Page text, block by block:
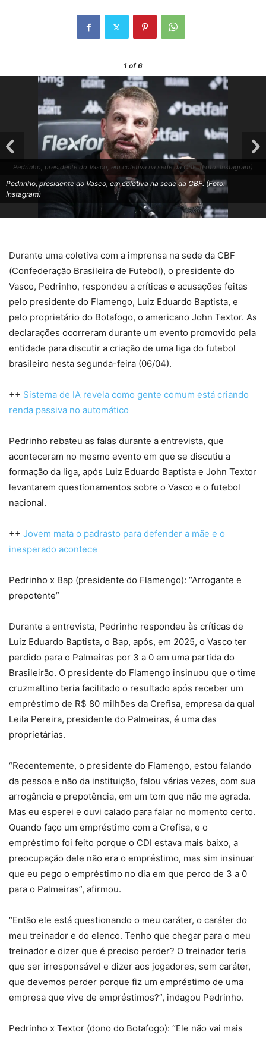
1 of 6
Pedrinho, presidente do Vasco, em coletiva na sede da CBF. (Foto: Instagram)
Pedrinho, presidente do Vasco, em coletiva na sede da CBF. (Foto:
Instagram)
Durante uma coletiva com a imprensa na sede da CBF
(Confederação Brasileira de Futebol), o presidente do
Vasco, Pedrinho, respondeu a críticas e acusações feitas
pelo presidente do Flamengo, Luiz Eduardo Baptista, e
pelo proprietário do Botafogo, o americano John Textor. As
declarações ocorreram durante um evento promovido pela
entidade para discutir a criação de uma liga do futebol
brasileiro nesta segunda-feira (06/04).
++ Sistema de IA revela como gente comum está criando
renda passiva no automático
Pedrinho rebateu as falas durante a entrevista, que
aconteceram no mesmo evento em que se discutiu a
formação da liga, após Luiz Eduardo Baptista e John Textor
levantarem questionamentos sobre o Vasco e o futebol
nacional.
++ Jovem mata o padrasto para defender a mãe e o
inesperado acontece
Pedrinho x Bap (presidente do Flamengo): “Arrogante e
prepotente”
Durante a entrevista, Pedrinho respondeu às críticas de
Luiz Eduardo Baptista, o Bap, após, em 2025, o Vasco ter
perdido para o Palmeiras por 3 a 0 em uma partida do
Brasileirão. O presidente do Flamengo insinuou que o time
cruzmaltino teria facilitado o resultado após receber um
empréstimo de R$ 80 milhões da Crefisa, empresa da qual
Leila Pereira, presidente do Palmeiras, é uma das
proprietárias.
“Recentemente, o presidente do Flamengo, estou falando
da pessoa e não da instituição, falou várias vezes, com sua
arrogância e prepotência, em um tom que não me agrada.
Mas eu esperei e ouvi calado para falar no momento certo.
Quando faço um empréstimo com a Crefisa, e o
empréstimo foi feito porque o CDI estava mais baixo, a
preocupação dele não era o empréstimo, mas sim insinuar
que eu pego o empréstimo no dia em que perco de 3 a 0
para o Palmeiras”, afirmou.
“Então ele está questionando o meu caráter, o caráter do
meu treinador e do elenco. Tenho que chegar para o meu
treinador e dizer que é preciso perder? O treinador teria
que ser irresponsável e dizer aos jogadores, sem caráter,
que devemos perder porque fiz um empréstimo de uma
empresa que vive de empréstimos?”, indagou Pedrinho.
Pedrinho x Textor (dono do Botafogo): “Ele não vai mais